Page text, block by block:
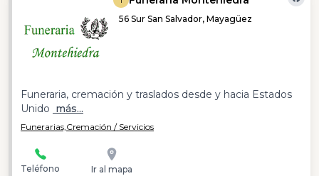
56 Sur San Salvador, Mayagüez
Funeraria, cremación y traslados desde y hacia Estados
Unido más...
Funerarias,Cremación / Servicios
Teléfono Ir al mapa